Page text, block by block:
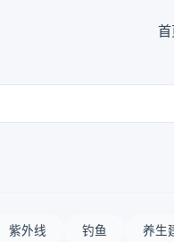
紫外线 钓鱼 养生